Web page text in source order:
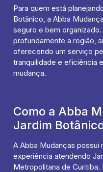
Para quem está
Botânico, a Abba
seguro e bem
profundamente a região,
oferecendo um serviço
tranquilidade e eficiência
mudança.
Como a Abba
Jardim
A Abba Mudanças possui
experiência atendendo
Metropolitana de